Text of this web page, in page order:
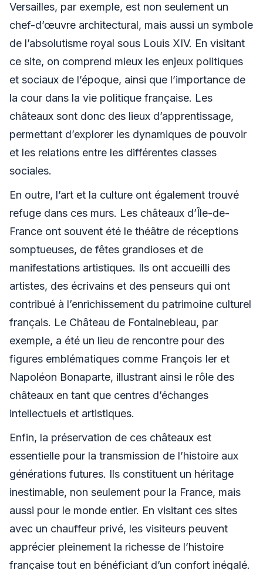
Versailles, par exemple, est non seulement un
chef-d’œuvre architectural, mais aussi un symbole
de l’absolutisme royal sous Louis XIV. En visitant
ce site, on comprend mieux les enjeux politiques
et sociaux de l’époque, ainsi que l’importance de
la cour dans la vie politique française. Les
châteaux sont donc des lieux d’apprentissage,
permettant d’explorer les dynamiques de pouvoir
et les relations entre les différentes classes
sociales.
En outre, l’art et la culture ont également trouvé
refuge dans ces murs. Les châteaux d’Île-de-
France ont souvent été le théâtre de réceptions
somptueuses, de fêtes grandioses et de
manifestations artistiques. Ils ont accueilli des
artistes, des écrivains et des penseurs qui ont
contribué à l’enrichissement du patrimoine culturel
français. Le Château de Fontainebleau, par
exemple, a été un lieu de rencontre pour des
figures emblématiques comme François Ier et
Napoléon Bonaparte, illustrant ainsi le rôle des
châteaux en tant que centres d’échanges
intellectuels et artistiques.
Enfin, la préservation de ces châteaux est
essentielle pour la transmission de l’histoire aux
générations futures. Ils constituent un héritage
inestimable, non seulement pour la France, mais
aussi pour le monde entier. En visitant ces sites
avec un chauffeur privé, les visiteurs peuvent
apprécier pleinement la richesse de l’histoire
française tout en bénéficiant d’un confort inégalé.